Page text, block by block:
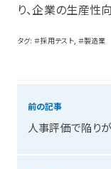
り、企業の生産性
タグ:＃採用テスト, ＃製造業
前の記事
人事評価で陥り